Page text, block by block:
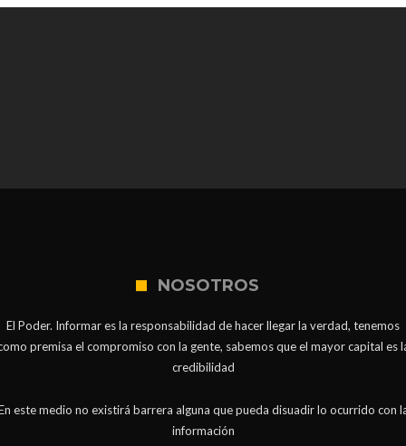
NOSOTROS
El Poder. Informar es la responsabilidad de hacer llegar la verdad, tenemos
premisa el compromiso con la gente, sabemos que el mayor capital es
credibilidad
este medio no existirá barrera alguna que pueda disuadir lo ocurrido con
información